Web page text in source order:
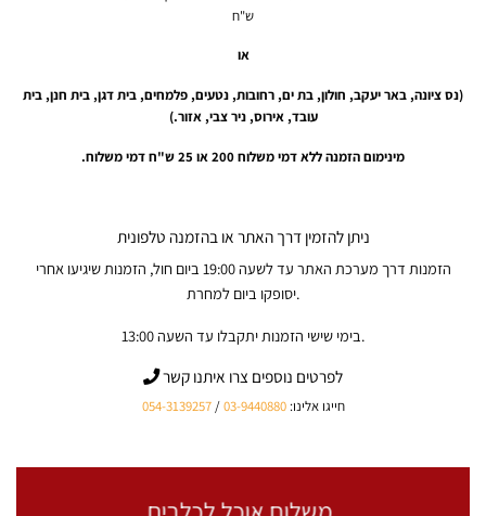
ש"ח
או
(נס ציונה, באר יעקב, חולון, בת ים, רחובות, נטעים, פלמחים, בית דגן, בית חנן, בית
עובד, אירוס, ניר צבי, אזור.)
מינימום הזמנה ללא דמי משלוח 200 או 25 ש"ח דמי משלוח .
ניתן להזמין דרך האתר או בהזמנה טלפונית
הזמנות דרך מערכת האתר עד לשעה 19:00 ביום חול, הזמנות שיגיעו אחרי
יסופקו ביום למחרת.
בימי שישי הזמנות יתקבלו עד השעה 13:00.
לפרטים נוספים צרו איתנו קשר
חייגו אלינו:03-9440880
/
054-3139257